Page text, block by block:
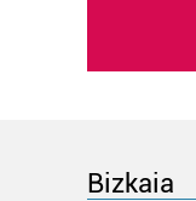
Bizkaia